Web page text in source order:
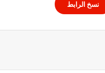
نسخ الرابط
وأسكتلندا في يورو 2020